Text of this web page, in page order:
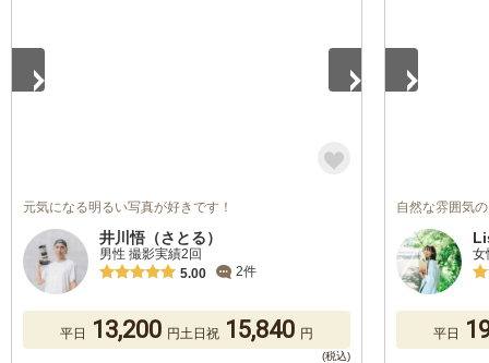
元気になる明るい写真が好きです！
井川悟（さとる）
男性 撮影実績2回
5.00
2件
平日 13,200 円土日祝 15,840 円
自然な雰囲気
女
平日